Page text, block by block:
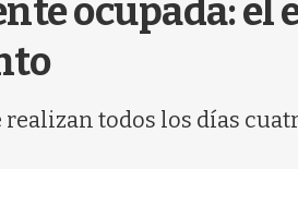
ocupada:
todos los días